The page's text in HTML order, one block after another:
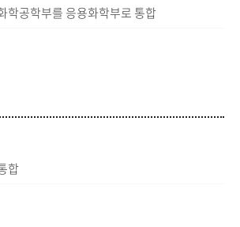
학공학부를 응용화학부로 통합
합